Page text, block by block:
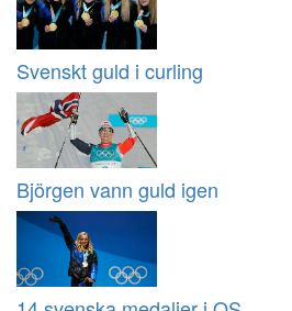
Svenskt guld i curling
Björgen vann guld igen